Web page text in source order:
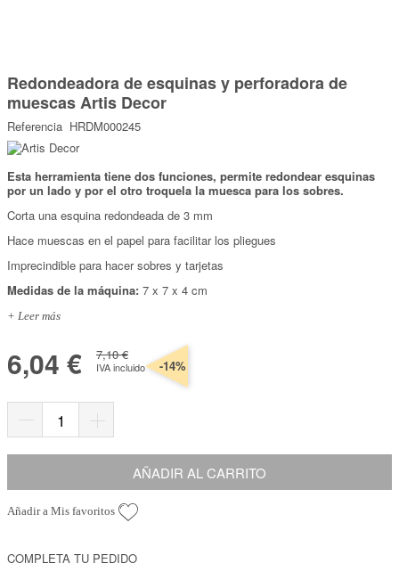
Top Ventas
Iniciar sesión/Regístrate
Somos Kimidori
comienzo
de
la
galería
imágenes
Redondeadora de esquinas y perforadora de
muescas Artis Decor
Referencia HRDM000245
Esta herramienta tiene dos funciones, permite redondear esquinas
por un lado y por el otro troquela la muesca para los sobres.
Corta una esquina redondeada de 3 mm
Hace muescas en el papel para facilitar los pliegues
Imprecindible para hacer sobres y tarjetas
Medidas de la máquina: 7 x 7 x 4 cm
+ Leer más
6,04 € 7,10 €
IVA incluido -14%
AÑADIR AL CARRITO
Añadir a Mis favoritos
COMPLETA TU PEDIDO